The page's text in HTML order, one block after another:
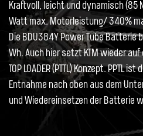
Kraftvoll, leicht und dynamisch
Watt max. Motorleistung/ 340%
Die BDU384Y Power Tube
Wh. Auch hier setzt KTM wieder auf
TOP LOADER (PTTL) Konzept. PPTL
Entnahme nach oben aus dem
und Wiedereinsetzen der Batterie